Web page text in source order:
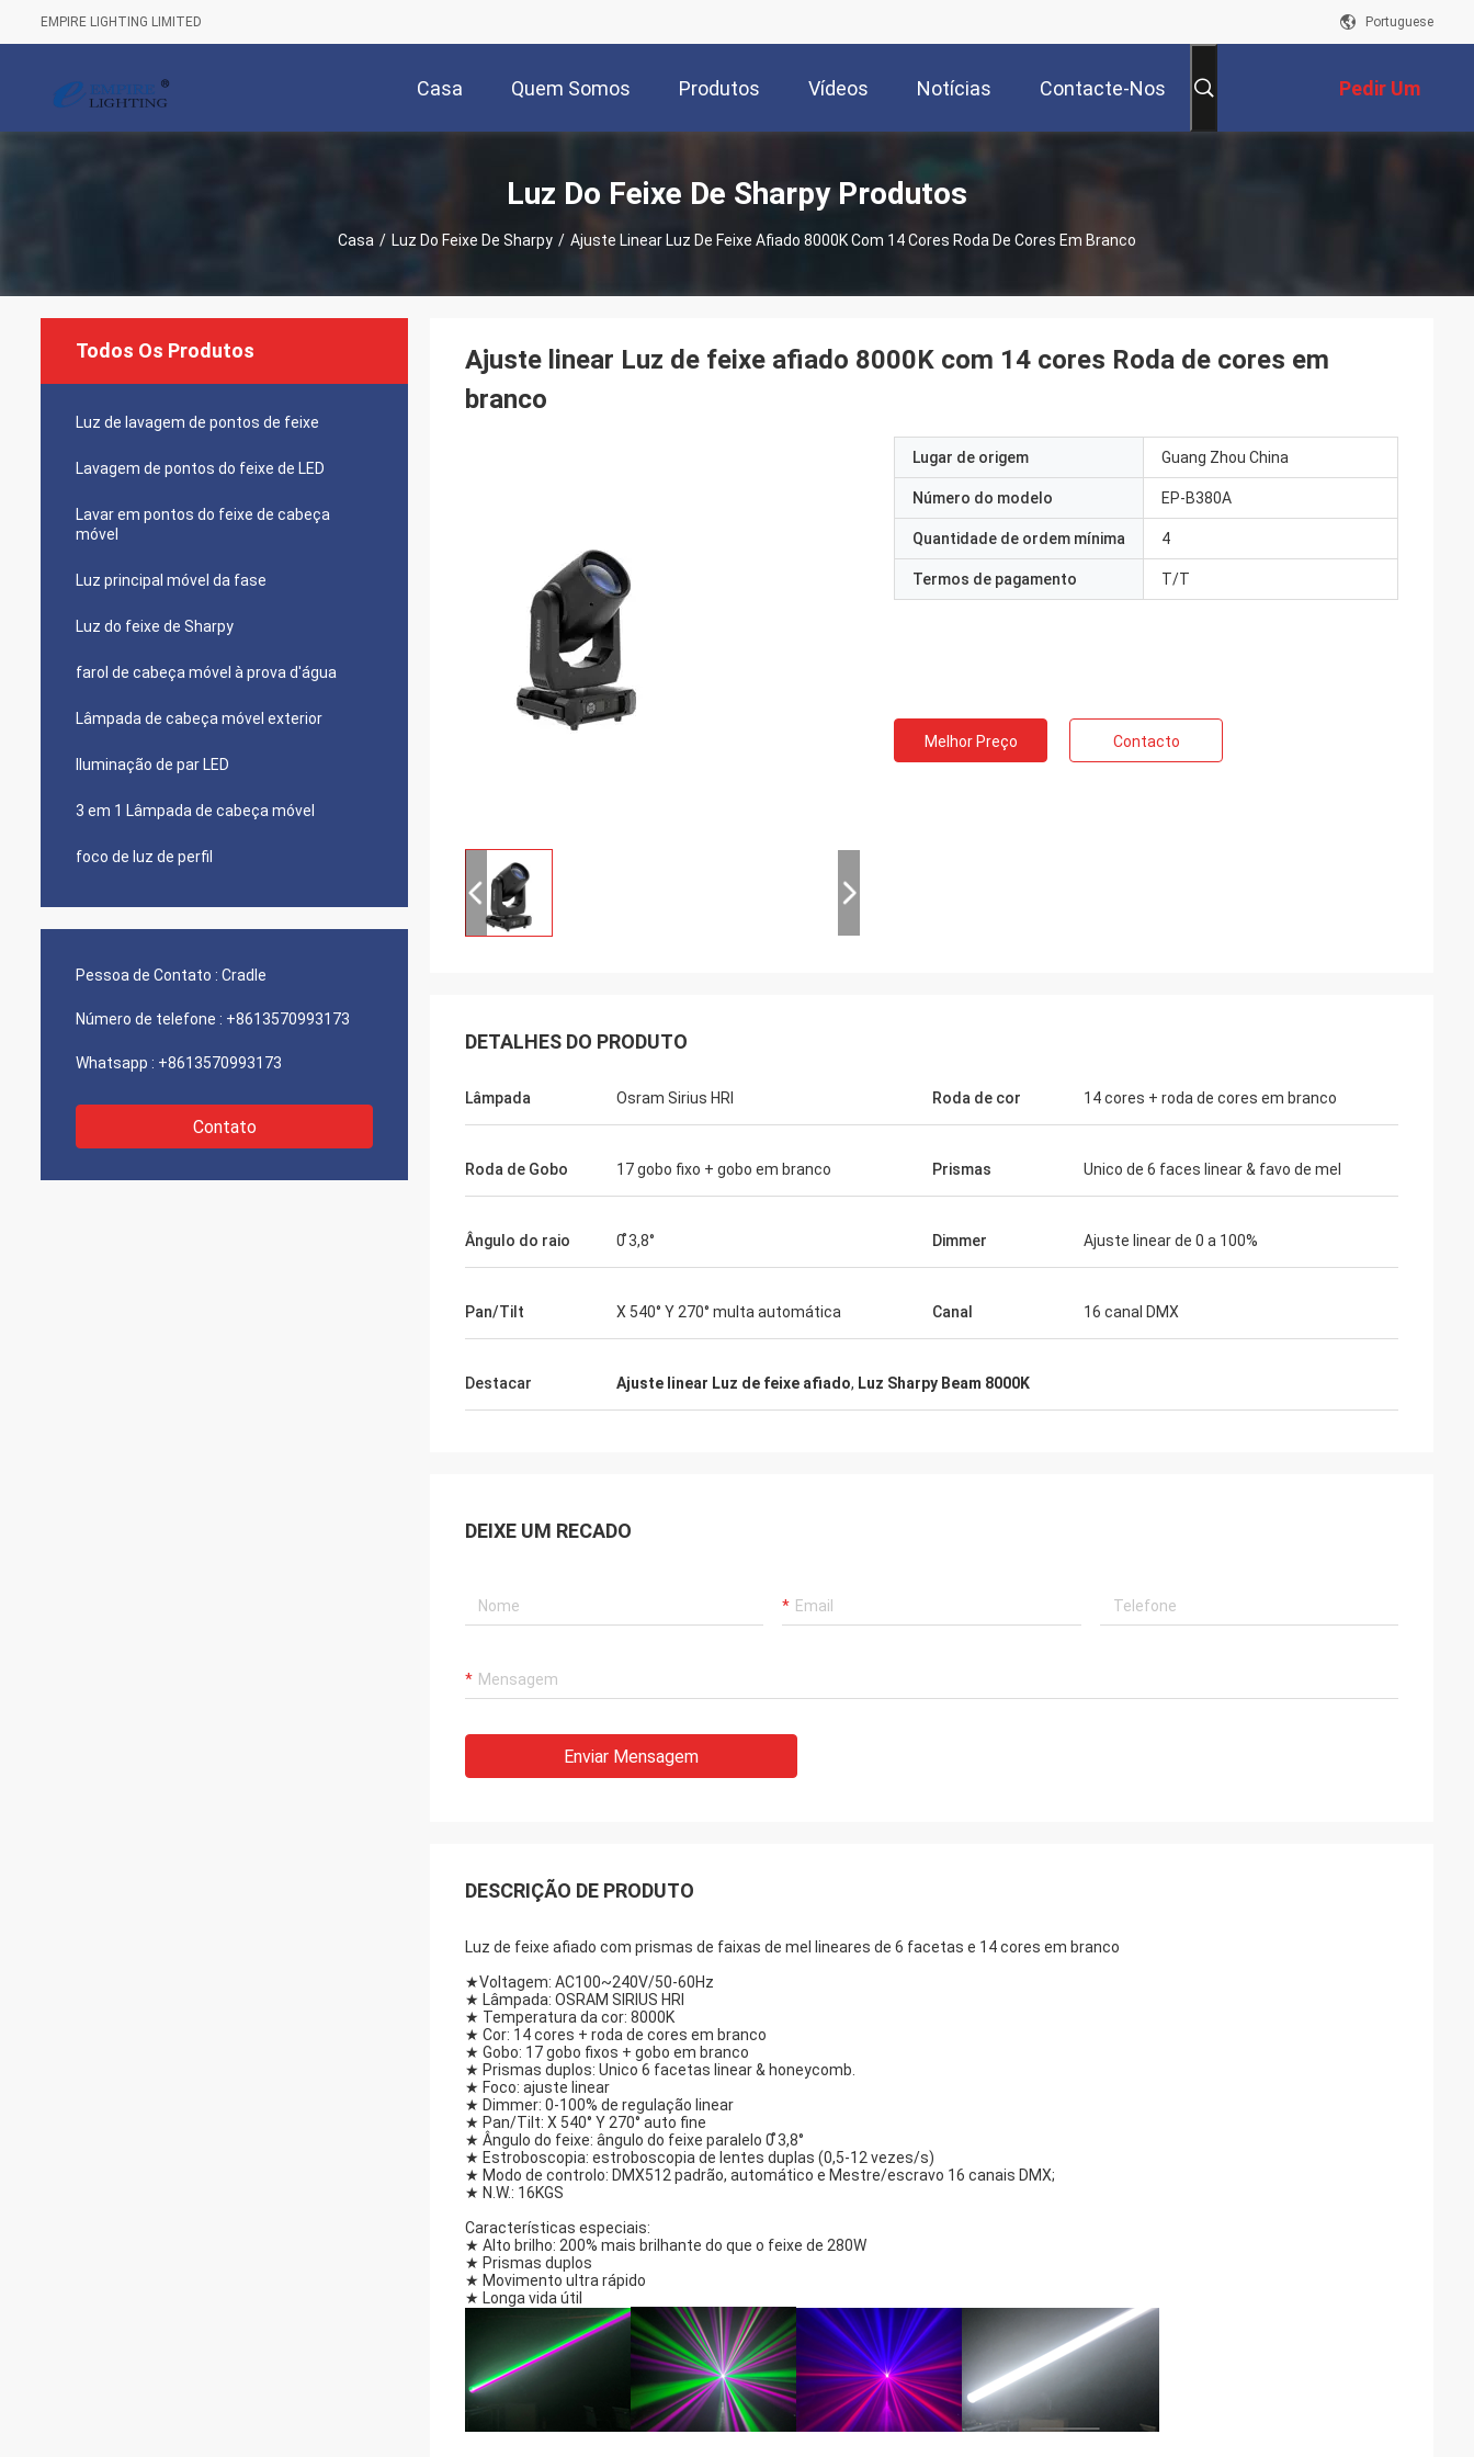
EMPIRE LIGHTING LIMITED Portuguese
Casa Quem Somos Produtos Vídeos Notícias Contacte-Nos Pedir Um
Orçamento
Luz Do Feixe De Sharpy Produtos
Casa / Luz Do Feixe De Sharpy / Ajuste Linear Luz De Feixe Afiado 8000K Com 14 Cores Roda De Cores Em Branco
Todos Os Produtos
Luz de lavagem de pontos de feixe
Lavagem de pontos do feixe de LED
Lavar em pontos do feixe de cabeça
móvel
Luz principal móvel da fase
Luz do feixe de Sharpy
farol de cabeça móvel à prova d'água
Lâmpada de cabeça móvel exterior
Iluminação de par LED
3 em 1 Lâmpada de cabeça móvel
foco de luz de perfil
Pessoa de Contato : Cradle
Número de telefone : +8613570993173
Whatsapp : +8613570993173
Contato
Ajuste linear Luz de feixe afiado 8000K com 14 cores Roda de cores em
branco
Lugar de origem Guang Zhou China
Número do modelo EP-B380A
Quantidade de ordem mínima 4
Termos de pagamento T/T
Melhor Preço Contacto
DETALHES DO PRODUTO
Lâmpada Osram Sirius HRI Roda de cor 14 cores + roda de cores em branco
Roda de Gobo 17 gobo fixo + gobo em branco Prismas Unico de 6 faces linear & favo de mel
Ângulo do raio 0 ̊3,8° Dimmer Ajuste linear de 0 a 100%
Pan/Tilt X 540° Y 270° multa automática Canal 16 canal DMX
Destacar Ajuste linear Luz de feixe afiado, Luz Sharpy Beam 8000K
DEIXE UM RECADO
Enviar Mensagem
DESCRIÇÃO DE PRODUTO
Luz de feixe afiado com prismas de faixas de mel lineares de 6 facetas e 14 cores em branco
★Voltagem: AC100~240V/50-60Hz
★ Lâmpada: OSRAM SIRIUS HRI
★ Temperatura da cor: 8000K
★ Cor: 14 cores + roda de cores em branco
★ Gobo: 17 gobo fixos + gobo em branco
★ Prismas duplos: Unico 6 facetas linear & honeycomb.
★ Foco: ajuste linear
★ Dimmer: 0-100% de regulação linear
★ Pan/Tilt: X 540° Y 270° auto fine
★ Ângulo do feixe: ângulo do feixe paralelo 0 ̊3,8°
★ Estroboscopia: estroboscopia de lentes duplas (0,5-12 vezes/s)
★ Modo de controlo: DMX512 padrão, automático e Mestre/escravo 16 canais DMX;
★ N.W.: 16KGS
Características especiais:
★ Alto brilho: 200% mais brilhante do que o feixe de 280W
★ Prismas duplos
★ Movimento ultra rápido
★ Longa vida útil